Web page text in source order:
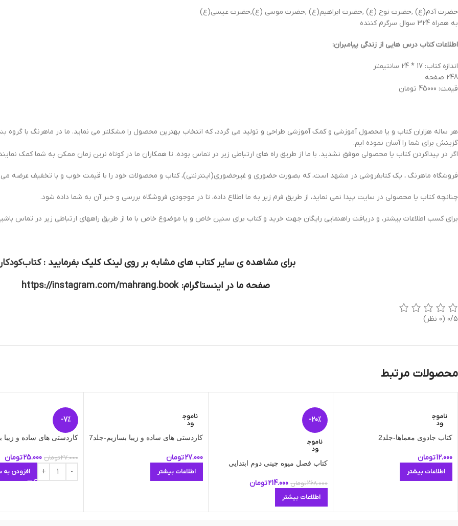
حضرت آدم(ع) ,حضرت نوح (ع) ,حضرت ابراهیم(ع) ,حضرت موسی (ع),حضرت عیسی(ع)
به همراه 324 سوال سرگرم کننده
اطلاعات کتاب درس هایی از زندگی پیامبران:
اندازه کتاب: 17 * 24 سانتیمتر
248 صفحه
قیمت: 45000 تومان
هر ساله هزاران کتاب و یا محصول آموزشی و کمک آموزشی طراحی و تولید می گردد، که انتخاب بهترین محصول را مشکلتر می نماید. ما در ماهرنگ با گروه
گزینش برای شما را آسان نموده ایم.
اگر در پیداکردن کتاب یا محصولی موفق نشدید. با ما از طریق راه های ارتباطی زیر در تماس بوده. تا همکاران ما در کوتاه نرین زمان ممکن به شما کمک
فروشگاه ماهرنگ ، یک کتابفروشی در مشهد است، که بصورت حضوری و غیرحضوری(اینترنتی)، کتاب و محصولات خود را با قیمت خوب و با تخفیف عرضه می
چنانچه کتاب یا محصولی در سایت پیدا نمی نماید، از طریق فرم زیر به ما اطلاع داده، تا در موجودی فروشگاه بررسی و خبر آن به شما داده شود.
برای کسب اطلاعات بیشتر، و دریافت راهنمایی رایگان جهت خرید و کتاب برای سنین خاص و یا موضوع خاص با ما از طریق راههای ارتباطی زیر در تماس
برای مشاهده ی سایر کتاب های مشابه بر روی لینک کلیک بفرمایید :کتاب
صفحه ما در اینستاگرام:https://instagram.com/mahrang.book
0/5 (0 نظر)
محصولات مرتبط
ناموج
ود
کتاب جادوی معماها-جلد2
12.000تومان
اطلاعات بیشتر
-20%
ناموج
ود
کتاب فصل میوه چینی دوم ابتدایی
268.000تومان 214.000تومان
اطلاعات بیشتر
ناموج
ود
کاردستی های ساده و زیبا بسازیم-جلد7
27.000تومان
اطلاعات بیشتر
-7%
کاردستی های ساده و زیبا
27.000تومان 25.000تومان
افزودن به